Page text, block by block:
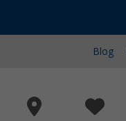
Blog